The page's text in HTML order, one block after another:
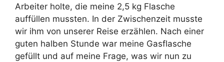
Arbeiter holte, die meine 2,5 kg Flasche
auffüllen mussten. In der Zwischenzeit musste
wir ihm von unserer Reise erzählen. Nach einer
guten halben Stunde war meine Gasflasche
gefüllt und auf meine Frage, was wir nun zu